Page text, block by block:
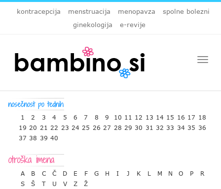
kontracepcija menstruacija menopavza
spolne bolezni
ginekologija
e-revije
1 2 3 4 5 6 7 8 9 10 11 12 13 14 15 16 17 18
19 20 21 22 23 24 25 26 27 28 29 30 31 32 33 34 35 36
37 38 39 40
A B C Č D E F G H I J K L M N O P
R
S
Š T U V Z Ž